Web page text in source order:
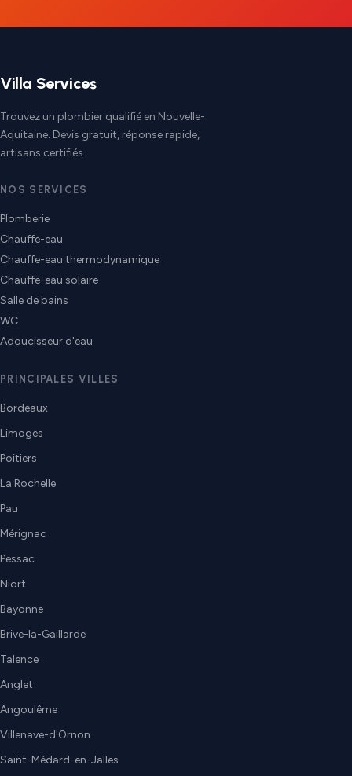
Villa Services
Trouvez un plombier qualifié en Nouvelle-
Aquitaine. Devis gratuit, réponse rapide,
artisans certifiés.
NOS SERVICES
Plomberie
Chauffe-eau
Chauffe-eau thermodynamique
Chauffe-eau solaire
Salle de bains
WC
Adoucisseur d'eau
PRINCIPALES VILLES
Bordeaux
Limoges
Poitiers
La Rochelle
Pau
Mérignac
Pessac
Niort
Bayonne
Brive-la-Gaillarde
Talence
Anglet
Angoulême
Villenave-d'Ornon
Saint-Médard-en-Jalles